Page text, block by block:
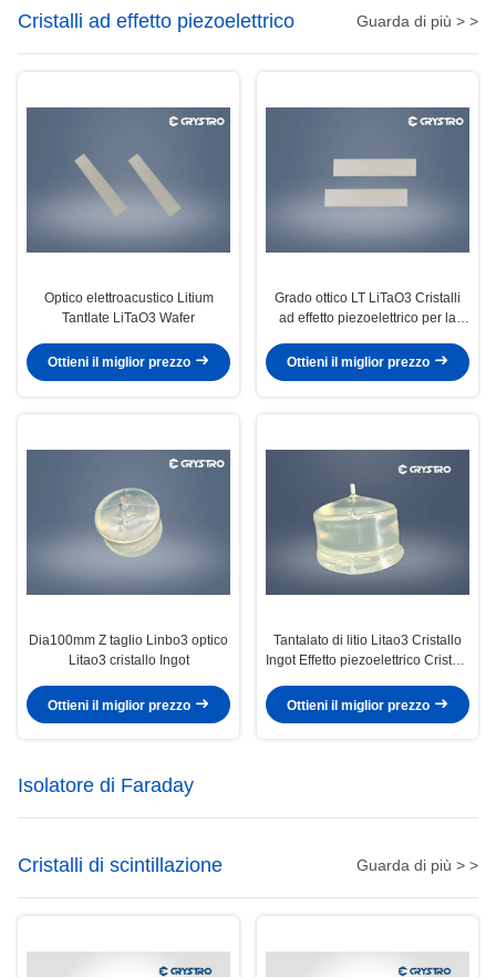
Cristalli ad effetto piezoelettrico Guarda di più > >
Optico elettroacustico Litium
Tantlate LiTaO3 Wafer
Ottieni il miglior prezzo
Grado ottico LT LiTaO3 Cristalli
ad effetto piezoelettrico per la
Ottieni il miglior prezzo
Dia100mm Z taglio Linbo3 optico
Litao3 cristallo Ingot
Ottieni il miglior prezzo
Tantalato di litio Litao3 Cristallo
Ingot Effetto piezoelettrico Cristalli
Ottieni il miglior prezzo
Isolatore di Faraday
Cristalli di scintillazione Guarda di più > >